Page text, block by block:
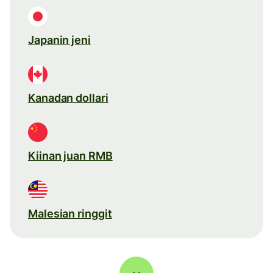
Japanin jeni
Kanadan dollari
Kiinan juan RMB
Malesian ringgit